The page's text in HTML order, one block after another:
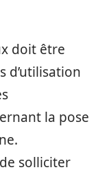
doit être
d’utilisation
la pose
solliciter